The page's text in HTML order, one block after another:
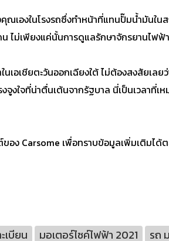
องในโรงรถซึ่งทำหน้าที่แทนปั๊มน้ำมันใน
ม่เพียงแค่นั้นการดูแลรักษาจักรยานไฟฟ้า
อเชียตะวันออกเฉียงใต้ ไม่ต้องสงสัยเล
งใจที่น่าตื่นเต้นจากรัฐบาล นี่เป็นเวลาที่
ง Carsome เพื่อทราบข้อมูลเพิ่มเติมได้ต
เบียน มอเตอร์ไซค์ไฟฟ้า 2021
รถ